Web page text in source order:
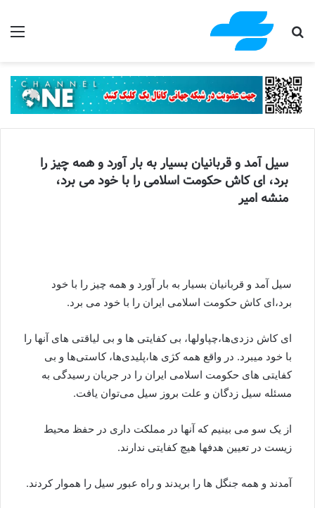
جستجو برای
سیل آمد و قربانیان بسیار به بار آورد و همه چیز را
برد، ای کاش حکومت اسلامی را با خود می برد،
منشه امیر
سیل آمد و قربانیان بسیار به بار آورد و همه چیز را با خود
برد،ای کاش حکومت اسلامی ایران را با خود می برد.
ای کاش دزدی‌ها،چپاولها، بی کفایتی ها و بی لیاقتی های آنها را
با خود میبرد. در واقع همه کژی ها،پلیدی‌ها، کاستی‌ها و بی
کفایتی های حکومت اسلامی ایران را در جریان رسیدگی به
مسئله سیل زدگان و علت بروز سیل می‌توان یافت.
از یک سو می بینیم که آنها در مملکت داری در حفظ محیط
زیست در تعیین هدفها هیچ کفایتی ندارند.
آمدند و همه جنگل ها را بریدند و راه عبور سیل را هموار کردند.